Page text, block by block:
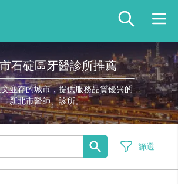
石碇區牙醫診所推薦
並存的城市，提供服務品質優異的
新北市醫師、診所。
篩選